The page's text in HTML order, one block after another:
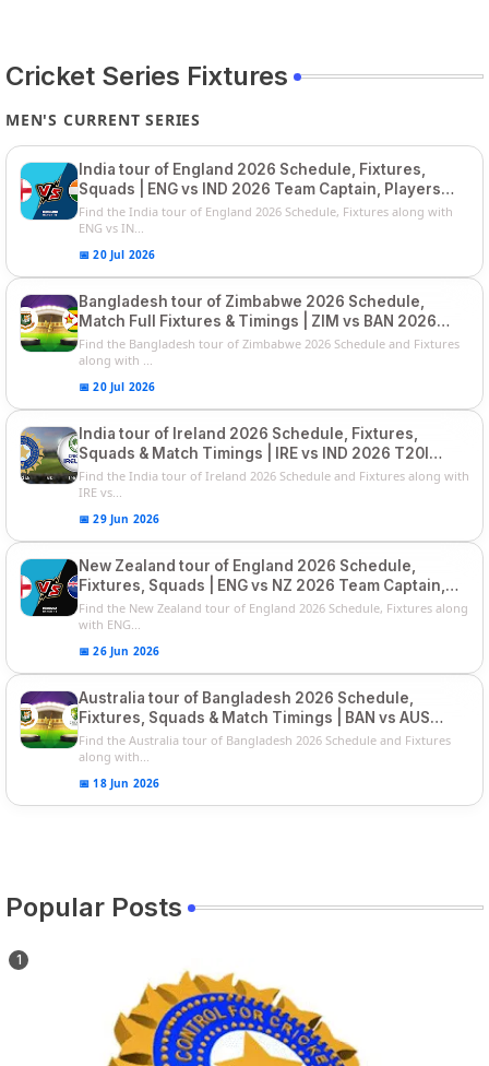
Cricket Series Fixtures
MEN'S CURRENT SERIES
India tour of England 2026 Schedule, Fixtures,
Squads | ENG vs IND 2026 Team Captain, Players
List and Captain
Find the India tour of England 2026 Schedule, Fixtures along with
ENG vs IN...
📅 20 Jul 2026
Bangladesh tour of Zimbabwe 2026 Schedule,
Match Full Fixtures & Timings | ZIM vs BAN 2026
Squads
Find the Bangladesh tour of Zimbabwe 2026 Schedule and Fixtures
along with ...
📅 20 Jul 2026
India tour of Ireland 2026 Schedule, Fixtures,
Squads & Match Timings | IRE vs IND 2026 T20I
Series
Find the India tour of Ireland 2026 Schedule and Fixtures along with
IRE vs...
📅 29 Jun 2026
New Zealand tour of England 2026 Schedule,
Fixtures, Squads | ENG vs NZ 2026 Team Captain,
Players List
Find the New Zealand tour of England 2026 Schedule, Fixtures along
with ENG...
📅 26 Jun 2026
Australia tour of Bangladesh 2026 Schedule,
Fixtures, Squads & Match Timings | BAN vs AUS
2026
Find the Australia tour of Bangladesh 2026 Schedule and Fixtures
along with...
📅 18 Jun 2026
Popular Posts